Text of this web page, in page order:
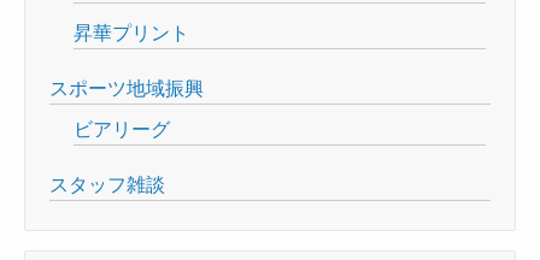
昇華プリント
スポーツ地域振興
ビアリーグ
スタッフ雑談